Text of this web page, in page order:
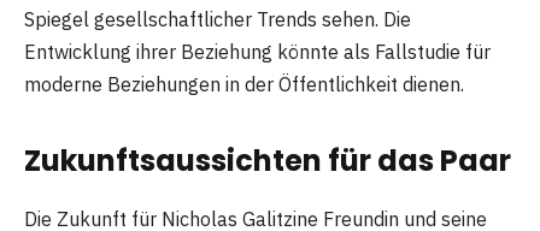
Spiegel gesellschaftlicher Trends sehen. Die
Entwicklung ihrer Beziehung könnte als Fallstudie für
moderne Beziehungen in der Öffentlichkeit dienen.
Zukunftsaussichten für das Paar
Die Zukunft für Nicholas Galitzine Freundin und seine